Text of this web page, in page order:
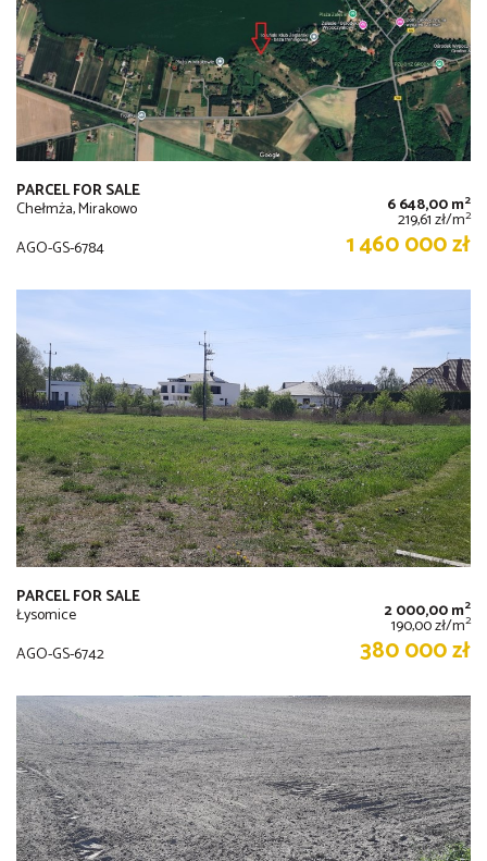
PARCEL FOR SALE
Chełmża, Mirakowo 6 648,00 m2
219,61 zł/m2
AGO-GS-6784 1 460 000 zł
PARCEL FOR SALE
Łysomice 2 000,00 m2
190,00 zł/m2
AGO-GS-6742 380 000 zł